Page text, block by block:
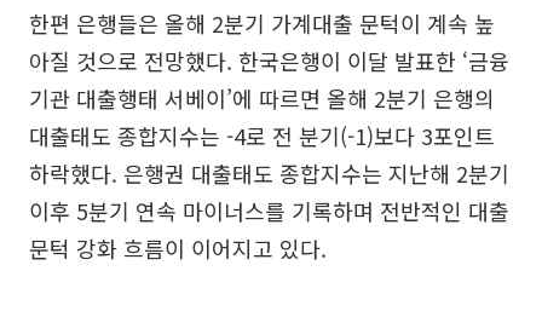
한편 은행들은 올해 2분기 가계대출 문턱이 계속 높
아질 것으로 전망했다. 한국은행이 이달 발표한 ‘금융
기관 대출행태 서베이’에 따르면 올해 2분기 은행의
대출태도 종합지수는 -4로 전 분기(-1)보다 3포인트
하락했다. 은행권 대출태도 종합지수는 지난해 2분기
이후 5분기 연속 마이너스를 기록하며 전반적인 대출
문턱 강화 흐름이 이어지고 있다.